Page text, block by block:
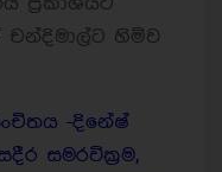
හිමිව
-දිනේෂ්
සමරවික්‍රම,